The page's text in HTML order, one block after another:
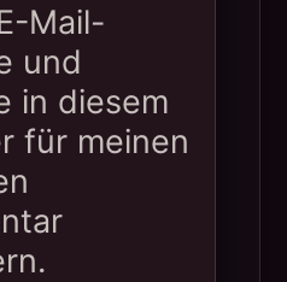
Mail-
und
in diesem
für meinen